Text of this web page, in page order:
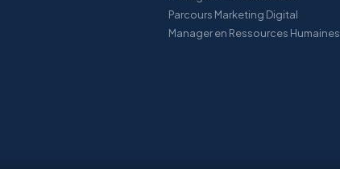
Parcours Marketing Digital
Manager en Ressources Humaines